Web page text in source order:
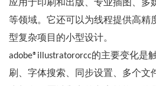
应用于印刷和出版、专业插图、多
等领域。它还可以为线程提供高精
型复杂项目的小型设计。
adobe®illustratororcc的主要变化是
刷、字体搜索、同步设置、多个文